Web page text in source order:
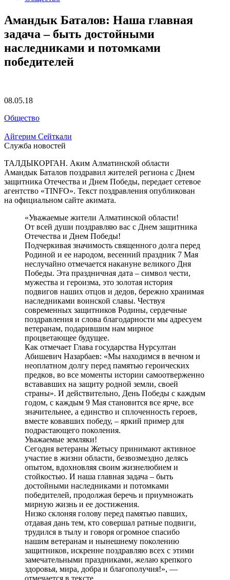
Амандык Баталов: Наша главная
задача – быть достойными
наследниками и потомками
победителей
08.05.18
Общество
Айгерим Сейткали
Служба новостей
ТАЛДЫКОРГАН. Аким Алматинской области
Амандык Баталов поздравил жителей региона с Днем
защитника Отечества и Днем Победы, передает сетевое
агентство «TINFO». Текст поздравления опубликован
на официальном сайте акимата.
«Уважаемые жители Алматинской области!
От всей души поздравляю вас с Днем защитника
Отечества и Днем Победы!
Подчеркивая значимость священного долга перед
Родиной и ее народом, весенний праздник 7 Мая
неслучайно отмечается накануне великого Дня
Победы. Эта праздничная дата – символ чести,
мужества и героизма, это золотая история
подвигов наших отцов и дедов, бережно хранимая
наследниками воинской славы. Чествуя
современных защитников Родины, сердечные
поздравления и слова благодарности мы адресуем
ветеранам, подарившим нам мирное
процветающее будущее.
Как отмечает Глава государства Нурсултан
Абишевич Назарбаев: «Мы находимся в вечном и
неоплатном долгу перед памятью героических
предков, во все моменты истории самоотверженно
встававших на защиту родной земли, своей
страны». И действительно, День Победы с каждым
годом, с каждым 9 Мая становится все ярче, все
значительнее, а единство и сплоченность героев,
вместе ковавших победу, – яркий пример для
подрастающего поколения.
Уважаемые земляки!
Сегодня ветераны Жетысу принимают активное
участие в жизни области, безвозмездно делясь
опытом, вдохновляя своим жизнелюбием и
стойкостью. И наша главная задача – быть
достойными наследниками и потомками
победителей, продолжая беречь и приумножать
мирную жизнь и ее достижения.
Низко склоняя голову перед памятью павших,
отдавая дань тем, кто совершал ратные подвиги,
трудился в тылу и говоря огромное спасибо
нашим ветеранам и нынешнему поколению
защитников, искренне поздравляю всех с этими
замечательными праздниками, желаю крепкого
здоровья, мира, добра и благополучия!», —